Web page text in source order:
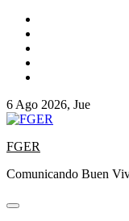
6 Ago 2026, Jue
FGER
Comunicando Buen